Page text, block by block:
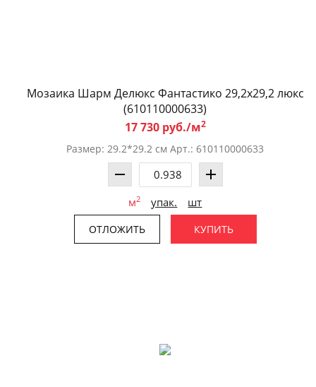
Мозаика Шарм Делюкс Фантастико 29,2x29,2 люкс
(610110000633)
17 730 руб./м2
Размер: 29.2*29.2 см Арт.: 610110000633
м2 упак. шт
ОТЛОЖИТЬ КУПИТЬ